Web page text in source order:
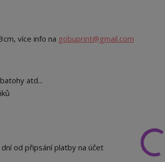
více info na gobuprint@gmail.com
atd...
od připsání platby na účet